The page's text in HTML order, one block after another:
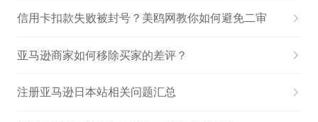
信用卡扣款失败被封号？美鸥网教你如何避免二审
亚马逊商家如何移除买家的差评？
注册亚马逊日本站相关问题汇总